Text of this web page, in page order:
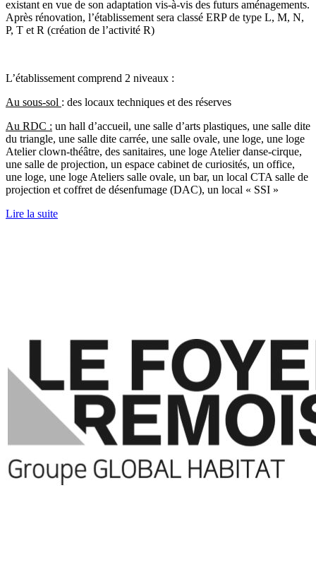
existant en vue de son adaptation vis-à-vis des futurs aménagements.
Après rénovation, l’établissement sera classé ERP de type L, M, N,
P, T et R (création de l’activité R)
L’établissement comprend 2 niveaux :
Au sous-sol : des locaux techniques et des réserves
Au RDC : un hall d’accueil, une salle d’arts plastiques, une salle dite
du triangle, une salle dite carrée, une salle ovale, une loge, une loge
Atelier clown-théâtre, des sanitaires, une loge Atelier danse-cirque,
une salle de projection, un espace cabinet de curiosités, un office,
une loge, une loge Ateliers salle ovale, un bar, un local CTA salle de
projection et coffret de désenfumage (DAC), un local « SSI »
Lire la suite